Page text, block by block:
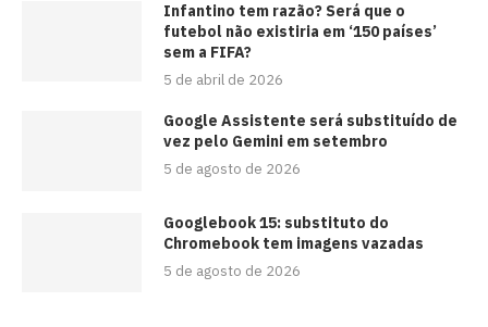
⁠Infantino tem razão? Será que o
futebol não existiria em ‘150 países’
sem a FIFA?
5 de abril de 2026
Google Assistente será substituído de
vez pelo Gemini em setembro
5 de agosto de 2026
Googlebook 15: substituto do
Chromebook tem imagens vazadas
5 de agosto de 2026